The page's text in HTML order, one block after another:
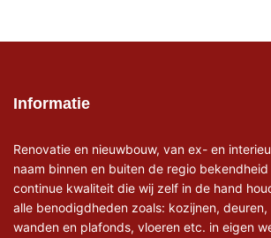
Informatie
Renovatie en nieuwbouw, van ex- en
naam binnen en buiten de regio bekendheid
continue kwaliteit die wij zelf in de hand
alle benodigdheden zoals: kozijnen,
wanden en plafonds, vloeren etc. in eigen